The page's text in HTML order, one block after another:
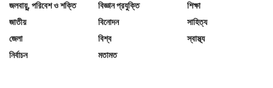
জলবায়ু, পরিবেশ ও শক্তি
জাতীয়
জেলা
নির্বাচন
বিজ্ঞান প্রযুক্তি
বিনোদন
বিশ্ব
মতামত
শিক্ষা
সাহিত্য
স্বাস্থ্য